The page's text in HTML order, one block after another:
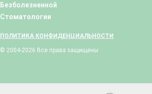
Безболезненной
Стоматологии
ПОЛИТИКА КОНФИДЕНЦИАЛЬНОСТИ
© 2004-2026 Все права защищены